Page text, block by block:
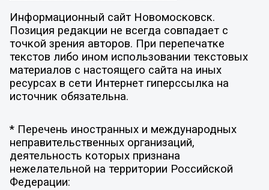
Информационный сайт Новомосковск.
Позиция редакции не всегда совпадает с
точкой зрения авторов. При перепечатке
текстов либо ином использовании текстовых
материалов с настоящего сайта на иных
ресурсах в сети Интернет гиперссылка на
источник обязательна.
* Перечень иностранных и международных
неправительственных организаций,
деятельность которых признана
нежелательной на территории Российской
Федерации: